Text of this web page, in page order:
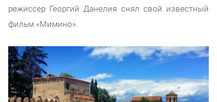
режиссер Георгий Данелия снял свой известный
фильм «Мимино».